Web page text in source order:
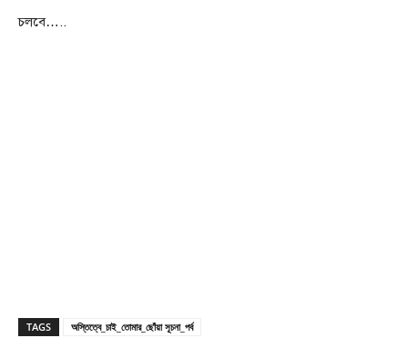
চলবে…..
TAGS অস্তিত্বে_চাই_তোমার_ছোঁয়া সূচনা_পর্ব